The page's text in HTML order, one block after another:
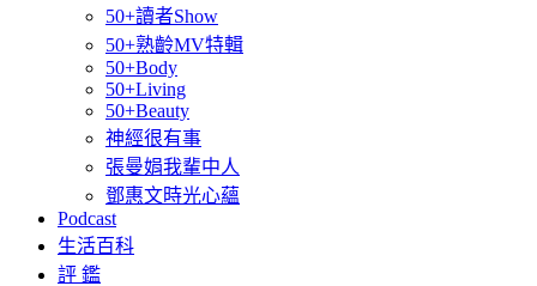
50+讀者Show
50+熟齡MV特輯
50+Body
50+Living
50+Beauty
神經很有事
張曼娟我輩中人
鄧惠文時光心蘊
Podcast
生活百科
評 鑑